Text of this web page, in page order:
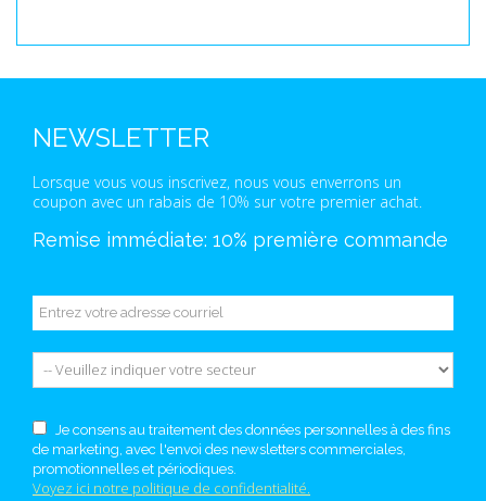
NEWSLETTER
Lorsque vous vous inscrivez, nous vous enverrons un
coupon avec un rabais de 10% sur votre premier achat.
Remise immédiate: 10% première commande
Je consens au traitement des données personnelles à des fins
de marketing, avec l'envoi des newsletters commerciales,
promotionnelles et périodiques.
Voyez ici notre politique de confidentialité.